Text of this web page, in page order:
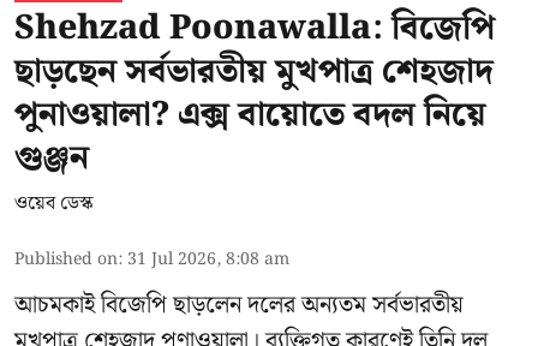
Shehzad Poonawalla: বিজেপি
ছাড়ছেন সর্বভারতীয় মুখপাত্র শেহজাদ
পুনাওয়ালা? এক্স বায়োতে বদল নিয়ে
গুঞ্জন
ওয়েব ডেস্ক
Published on: 31 Jul 2026, 8:08 am
আচমকাই বিজেপি ছাড়লেন দলের অন্যতম সর্বভারতীয়